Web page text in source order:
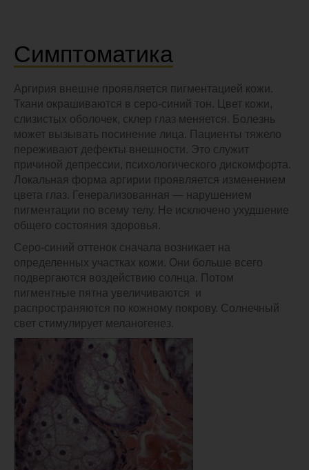
Симптоматика
Аргирия внешне проявляется пигментацией кожи.
Ткани окрашиваются в серо-синий тон. Цвет кожи,
слизистых оболочек, склер глаз меняется. Болезнь
может вызывать посинение лица. Пациенты тяжело
переживают дефекты внешности. Это служит
причиной депрессии, психологического дискомфорта.
Локальная форма аргирии проявляется изменением
цвета глаз. Генерализованная — нарушением
пигментации по всему телу. Не исключено ухудшение
общего состояния здоровья.
Серо-синий оттенок сначала возникает на
определенных участках кожи. Они больше всего
подвергаются воздействию солнца. Потом
пигментные пятна увеличиваются и
распространяются по кожному покрову. Солнечный
свет стимулирует меланогенез.